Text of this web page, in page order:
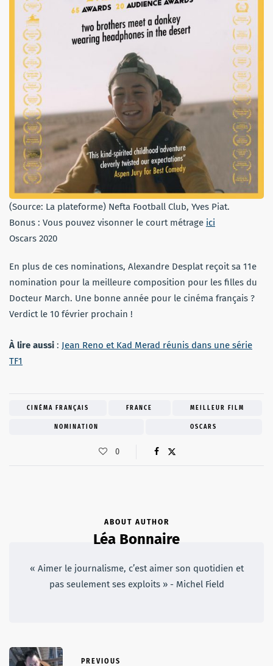
(Source: La plateforme) Nefta Football Club, Yves Piat.
Bonus : Vous pouvez visonner le court métrage ici
Oscars 2020
En plus de ces nominations, Alexandre Desplat reçoit sa 11e
nomination pour la meilleure composition pour les filles du
Docteur March. Une bonne année pour le cinéma français ?
Verdict le 10 février prochain !
À lire aussi : Jean Reno et Kad Merad réunis dans une série
TF1
CINÉMA FRANÇAIS FRANCE MEILLEUR FILM
NOMINATION OSCARS
0
ABOUT AUTHOR
Léa Bonnaire
« Aimer le journalisme, c’est aimer son quotidien et
pas seulement ses exploits » - Michel Field
PREVIOUS